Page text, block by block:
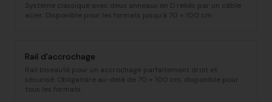
Système classique avec deux anneaux en D reliés par un câble
acier. Disponible pour les formats jusqu'à 70 × 100 cm.
Rail d'accrochage
Rail biseauté pour un accrochage parfaitement droit et
sécurisé. Obligatoire au-delà de 70 × 100 cm, disponible pour
tous les formats.